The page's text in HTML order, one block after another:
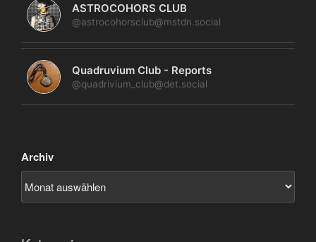
ASTROCOHORS CLUB
@astrocohorsclub@mstdn.social
Quadruvium Club - Reports
@quadrivium_club@det.social
Archiv